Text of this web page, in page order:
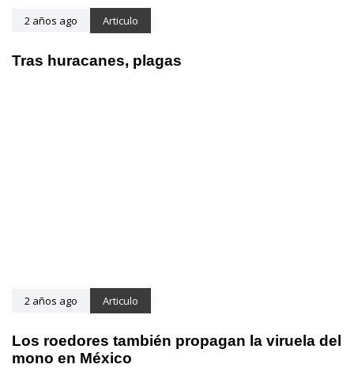
2 años ago Articulo
Tras huracanes, plagas
2 años ago Articulo
Los roedores también propagan la viruela del
mono en México